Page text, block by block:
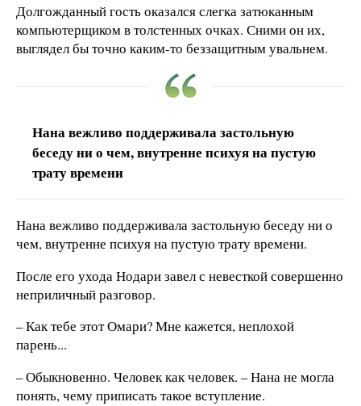
Долгожданный гость оказался слегка затюканным
компьютерщиком в толстенных очках. Сними он их,
выглядел бы точно каким-то беззащитным увальнем.
Нана вежливо поддерживала застольную
беседу ни о чем, внутренне психуя на пустую
трату времени
Нана вежливо поддерживала застольную беседу ни о
чем, внутренне психуя на пустую трату времени.
После его ухода Нодари завел с невесткой совершенно
неприличный разговор.
– Как тебе этот Омари? Мне кажется, неплохой
парень...
– Обыкновенно. Человек как человек. – Нана не могла
понять, чему приписать такое вступление.